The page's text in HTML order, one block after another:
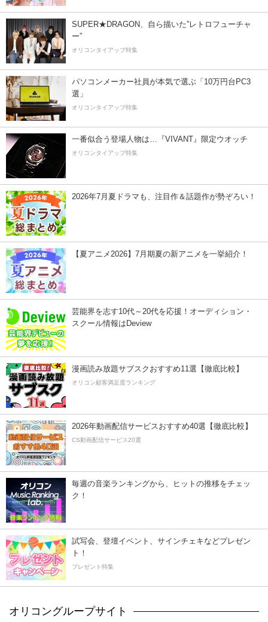
SUPER★DRAGON、自ら描いた”レトロフューチャ
ー”
オリコンタイアップ特集
パソコンメーカー社員が本気で選ぶ「10万円台PC3
選」
オリコンタイアップ特集
一番似合う登場人物は…『VIVANT』限定ウオッチ
オリコンタイアップ特集
2026年7月夏ドラマも、注目作＆話題作が勢ぞろい！
【夏アニメ2026】7月期夏の新アニメを一挙紹介！
芸能界を志す10代～20代を応援！オーディション・
スクール情報はDeview
漫画読み放題サブスクおすすめ11選【徹底比較】
オリコン顧客満足度ランキング
2026年動画配信サービスおすすめ40選【徹底比較】
CS動画配信サービス20選
毎週の音楽ランキングから、ヒットの推移をチェッ
ク！
試写会、登壇イベント、サインチェキなどプレゼン
ト！
プレゼント特集
オリコングループサイト